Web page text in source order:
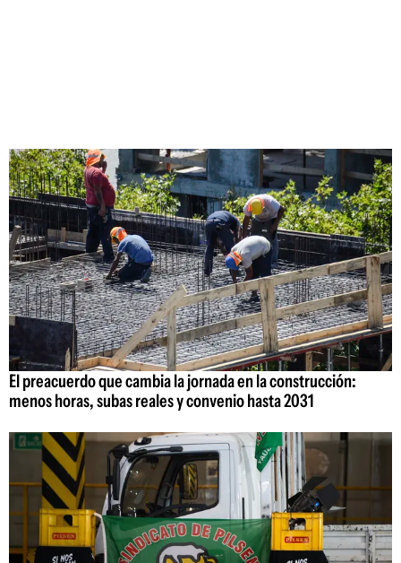
El preacuerdo que cambia la jornada en la construcción:
menos horas, subas reales y convenio hasta 2031